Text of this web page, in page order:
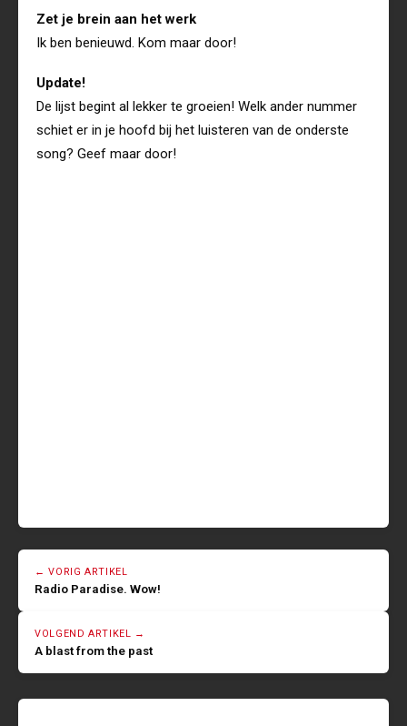
Zet je brein aan het werk
Ik ben benieuwd. Kom maar door!
Update!
De lijst begint al lekker te groeien! Welk ander nummer
schiet er in je hoofd bij het luisteren van de onderste
song? Geef maar door!
← VORIG ARTIKEL
Radio Paradise. Wow!
VOLGEND ARTIKEL →
A blast from the past